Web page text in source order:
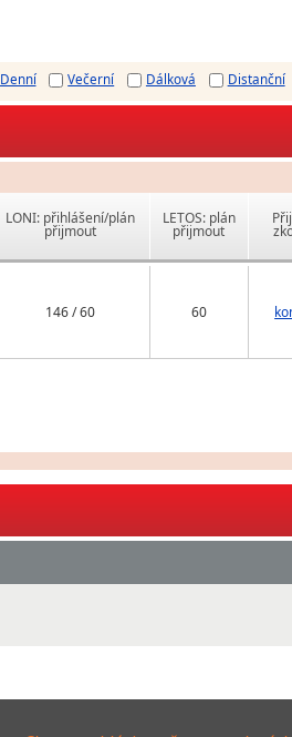
Denní Večerní Dálková Distanční
LONI: přihlášení/plán
přijmout
LETOS: plán
přijmout
146 / 60 60